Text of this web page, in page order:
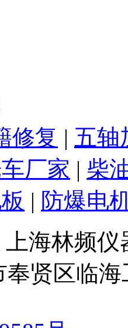
修复 | 五轴
厂家 | 柴
| 防爆电
上海林频
贤区临